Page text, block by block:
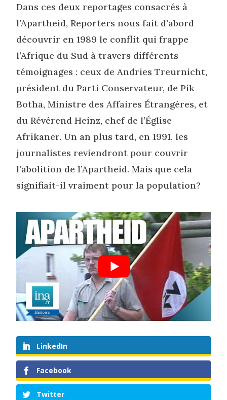
Dans ces deux reportages consacrés à
l’Apartheid, Reporters nous fait d’abord
découvrir en 1989 le conflit qui frappe
l’Afrique du Sud à travers différents
témoignages : ceux de Andries Treurnicht,
président du Parti Conservateur, de Pik
Botha, Ministre des Affaires Étrangères, et
du Révérend Heinz, chef de l’Église
Afrikaner. Un an plus tard, en 1991, les
journalistes reviendront pour couvrir
l’abolition de l’Apartheid. Mais que cela
signifiait-il vraiment pour la population?
LinkedIn
Facebook
Twitter